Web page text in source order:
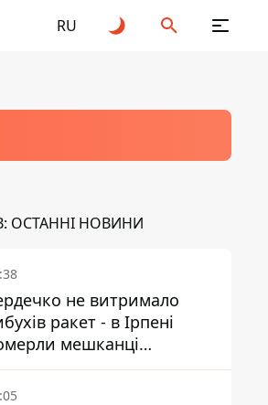
RU
ОСТАННІ НОВИНИ
не витримало
ракет - в Ірпені
мешканці
для собак з